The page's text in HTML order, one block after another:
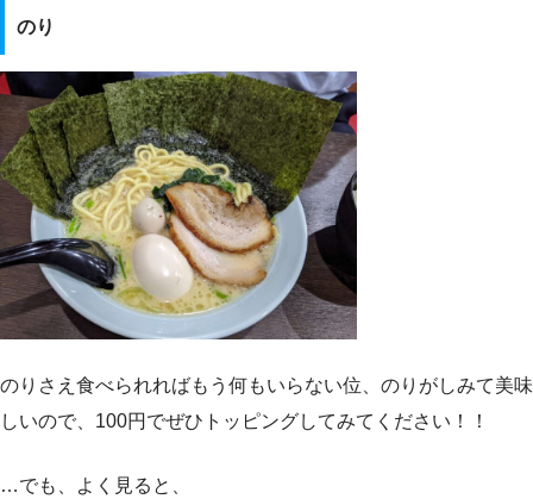
のり
のりさえ食べられればもう何もいらない位、のりがしみて美味
しいので、100円でぜひトッピングしてみてください！！
…でも、よく見ると、